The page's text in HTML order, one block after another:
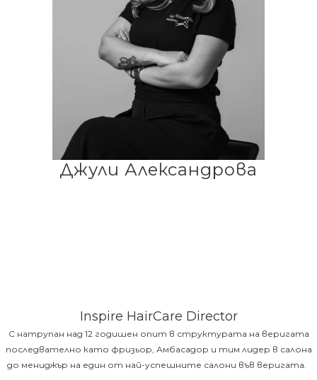
Джули Александрова
Inspire HairCare Director
С натрупан над 12 годишен опит в структурата на веригата
последвателно като фризьор, Амбасадор и тим лидер в салона
до мениджър на един от най-успешните салони във веригата.